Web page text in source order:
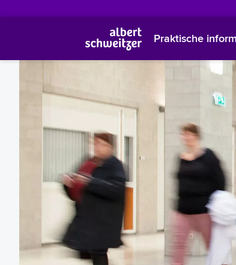
Praktische